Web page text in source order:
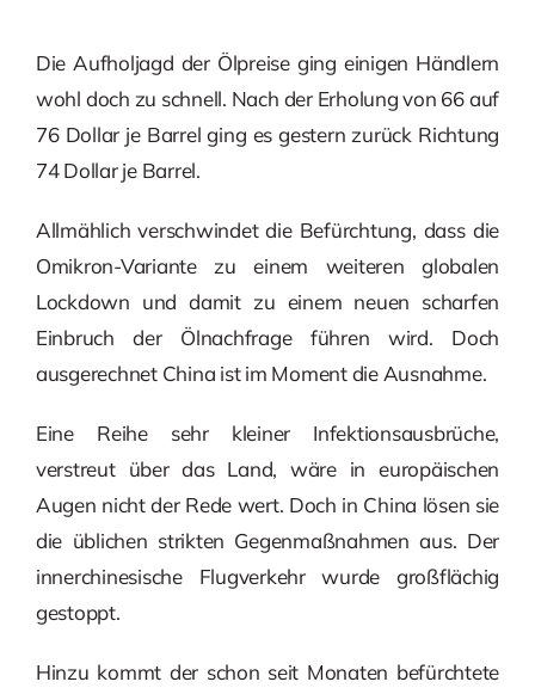
Die Aufholjagd der Ölpreise ging einigen Händlern
wohl doch zu schnell. Nach der Erholung von 66 auf
76 Dollar je Barrel ging es gestern zurück Richtung
74 Dollar je Barrel.
Allmählich verschwindet die Befürchtung, dass die
Omikron-Variante zu einem weiteren globalen
Lockdown und damit zu einem neuen scharfen
Einbruch der Ölnachfrage führen wird. Doch
ausgerechnet China ist im Moment die Ausnahme.
Eine Reihe sehr kleiner Infektionsausbrüche,
verstreut über das Land, wäre in europäischen
Augen nicht der Rede wert. Doch in China lösen sie
die üblichen strikten Gegenmaßnahmen aus. Der
innerchinesische Flugverkehr wurde großflächig
gestoppt.
Hinzu kommt der schon seit Monaten befürchtete